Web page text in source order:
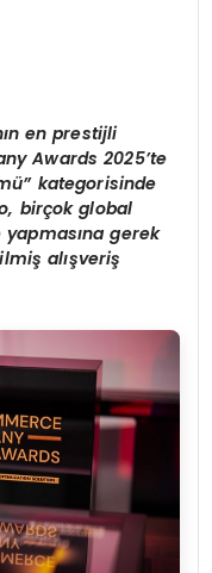
ın en prestijli
Awards 2025’te
ü” kategorisinde
birçok global
yapmasına gerek
şalışveriş